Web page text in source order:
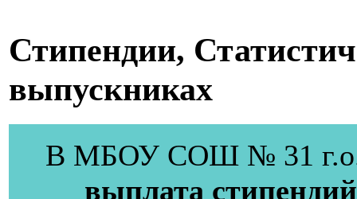
Стипендии,
выпускниках
В МБОУ СОШ № 31
выплата